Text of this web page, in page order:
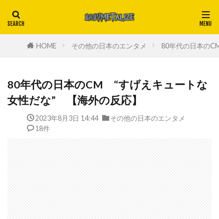
HOME その他の日本のエンタメ 80年代の日本の
80年代の日本のCM “すげえキュートな
女性だな” 【海外の反応】
2023年8月3日 14:44
その他の日本のエンタメ
18件